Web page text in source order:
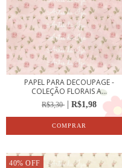
PAPEL PARA DECOUPAGE -
COLEÇÃO FLORAIS A...
R$3,30 R$1,98
40% OFF